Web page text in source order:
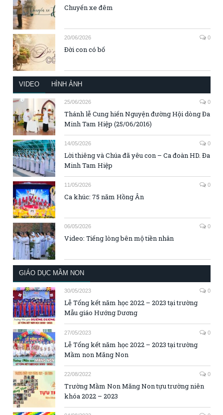
Chuyến xe đêm
20/06/2026 0
Đời con có bố
VIDEO HÌNH ẢNH
25/06/2026 0
Thánh lễ Cung hiến Nguyện đường Hội dòng Đa
Minh Tam Hiệp (25/06/2016)
14/05/2026 0
Lời thiêng và Chúa đã yêu con – Ca đoàn HD. Đa
Minh Tam Hiệp
11/05/2026 0
Ca khúc: 75 năm Hồng Ân
06/05/2026 0
Video: Tiếng lòng bên mộ tiền nhân
GIÁO DỤC MẦM NON
30/05/2023 0
Lễ Tổng kết năm học 2022 – 2023 tại trường
Mẫu giáo Hướng Dương
27/05/2023 0
Lễ Tổng kết năm học 2022 – 2023 tại trường
Mầm non Măng Non
22/08/2022 0
Trường Mầm Non Măng Non tựu trường niên
khóa 2022 – 2023